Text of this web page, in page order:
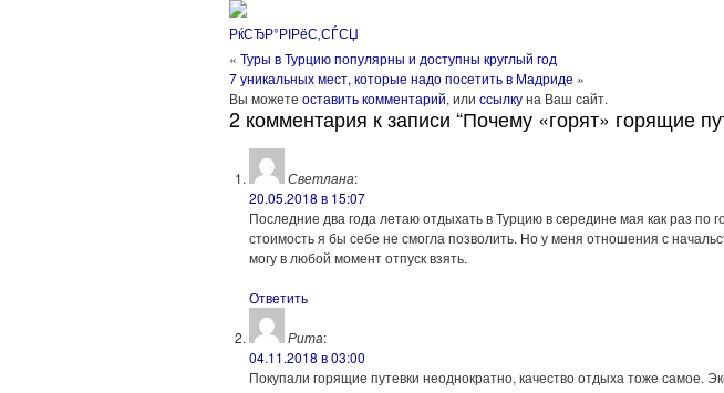
РќСЂР°РІРёС‚СЃСЏ
« Туры в Турцию популярны и доступны круглый год
7 уникальных мест, которые надо посетить в Мадриде »
Вы можете оставить комментарий, или ссылкуна Ваш сайт.
2 комментария к записи “Почему «горят» горящие
Светлана:
20.05.2018 в 15:07
Последние два года летаю отдыхать в Турцию в середине мая как раз по
стоимость я бы себе не смогла позволить. Но у меня отношения с
могу в любой момент отпуск взять.
Ответить
Рита:
04.11.2018 в 03:00
Покупали горящие путевки неоднократно, качество отдыха тоже самое.